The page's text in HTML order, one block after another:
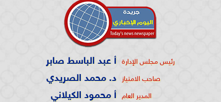
رئيس مجلس الإدارة أ عبد الباسط صابر
صاحب الامتياز د. محمد الصريدي
المدير العام أ محمود الكيلاني